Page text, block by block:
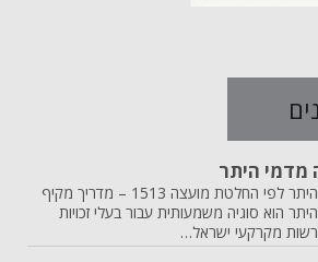
מדמי היתר
קיזוז היטל השבחה מדמי היתר לפי החלטת מועצה 1513 – מדריך מקיף
הוא סוגיה משמעותית עבור בעלי זכויות
מקרקעי ישראל…